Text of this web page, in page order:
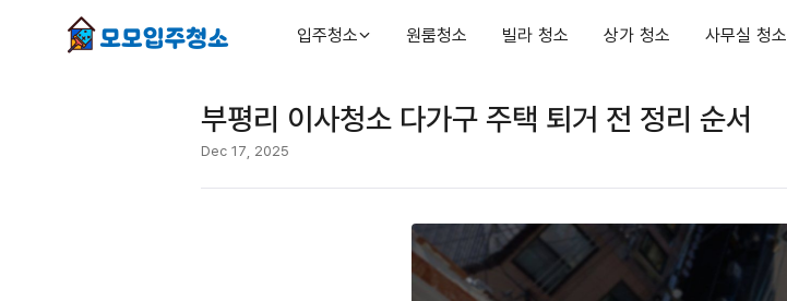
입주청소 원룸청소 빌라 청소 상가 청소 사무실 청소
부평리 이사청소 다가구 주택 퇴거 전 정리 순서
Dec 17, 2025